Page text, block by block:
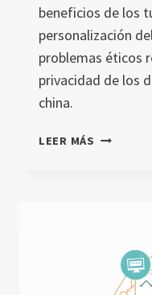
beneficios de los
personalización
problemas éticos
privacidad de los
china.
LEER MÁS
CHINA:
RETOS